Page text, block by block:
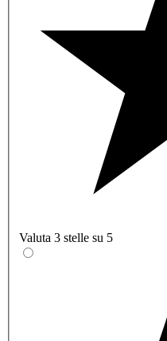
Valuta 3 stelle su 5